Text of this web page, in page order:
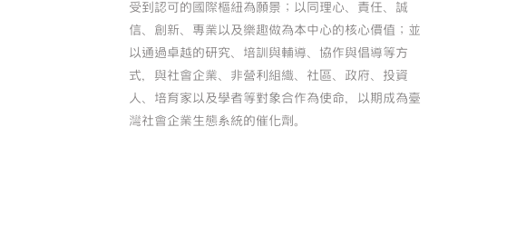
受到認可的國際樞紐為願景；以同理心、責任、誠
信、創新、專業以及樂趣做為本中心的核心價值；並
以通過卓越的研究、培訓與輔導、協作與倡導等方
式，與社會企業、非營利組織、社區、政府、投資
人、培育家以及學者等對象合作為使命，以期成為臺
灣社會企業生態系統的催化劑。